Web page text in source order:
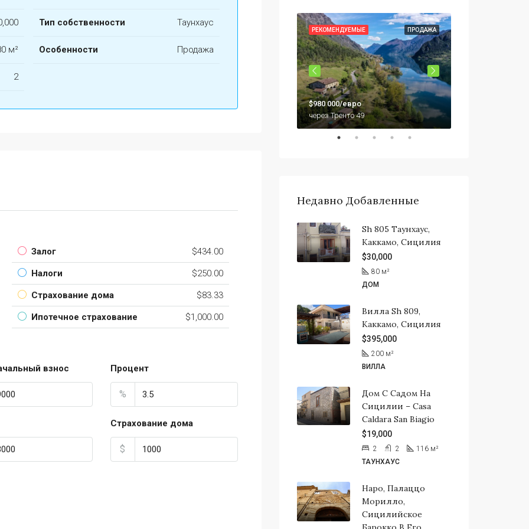
м²
2
Тип собственности Таунхаус
Особенности Продажа
Залог $434.00
Налоги $250.00
Страхование дома $83.33
Ипотечное страхование $1,000.00
взнос Процент
%
Страхование дома
$
ПРОДАЖА
РЕКОМЕНДУЕМЫЕ
$980 000/евро
через Тренто 49
Недавно Добавленные
Sh 805 Таунхаус,
Каккамо, Сицилия
$30,000
80 м²
ДОМ
Вилла Sh 809,
Каккамо, Сицилия
$395,000
200 м²
ВИЛЛА
Дом С Садом На
Сицилии – Casa
Caldara San Biagio
$19,000
2 2 116 м²
ТАУНХАУС
Наро, Палаццо
Морилло,
Сицилийское